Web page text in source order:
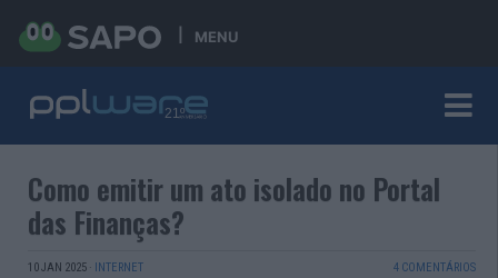
MENU
Como emitir um ato isolado no Portal
das Finanças?
10 JAN 2025 · INTERNET 4 COMENTÁRIOS